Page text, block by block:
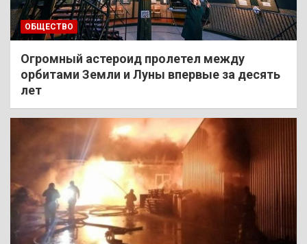
ОБЩЕСТВО
Огромный астероид пролетел между
орбитами Земли и Луны впервые за десять
лет